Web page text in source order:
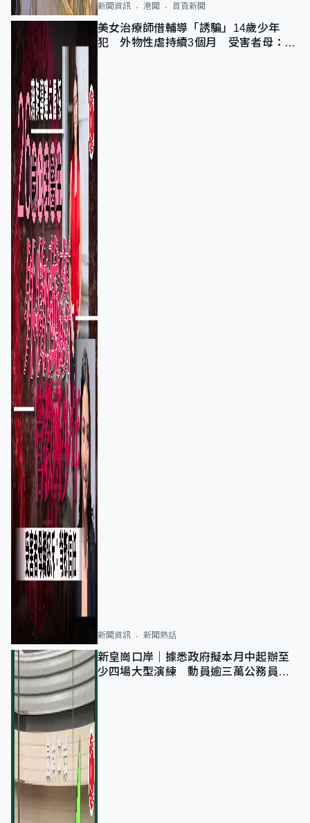
新聞資訊 港聞 首頁新聞
美女治療師借輔導「誘騙」14歲少年
犯 外物性虐持續3個月 受害者母：要
新聞資訊 新聞熱話
新皇崗口岸｜據悉政府擬本月中起辦至
少四場大型演練 動員逾三萬公務員人